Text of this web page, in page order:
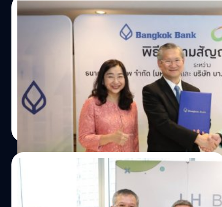
29/08/2023
ธนาคารกรุงเทพปล่อยกู้บางจากฯ วงเงินไม่
เกิน 32,000 ล้านบาท ซื้อหุ้น ESSO
ธนาคารกรุงเทพปล่อยกู้ บมจ.บางจาก คอร์ปอเรชั่น วงเงินรวม
ไม่เกิน 32,000 ล้านบาท เพื่อใช้สำหรับการเข้าซื้อหุ้น บมจ.เอส
โซ่ (ประเทศไทย) หรือ ESSO
วาณิชชา สายเสมา | 1075 days ago
LH Bank ประกาศแผนปี 2566 หันรุกธุรกิจผล
ตอบแทนสูง – ปั้นรายได้ค่าธรรมเนียมเพิ่ม 10%